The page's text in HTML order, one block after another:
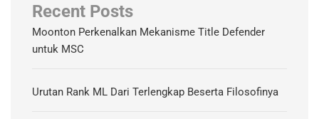
Recent Posts
Moonton Perkenalkan Mekanisme Title Defender
untuk MSC
Urutan Rank ML Dari Terlengkap Beserta Filosofinya